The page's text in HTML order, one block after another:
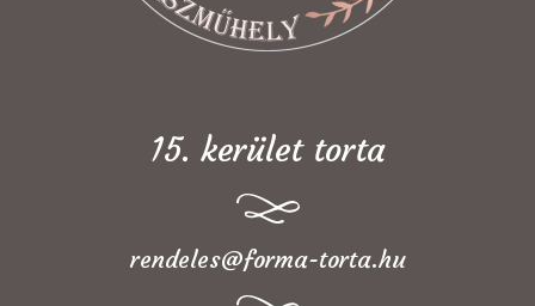
15. kerület torta
rendeles@forma-torta.hu